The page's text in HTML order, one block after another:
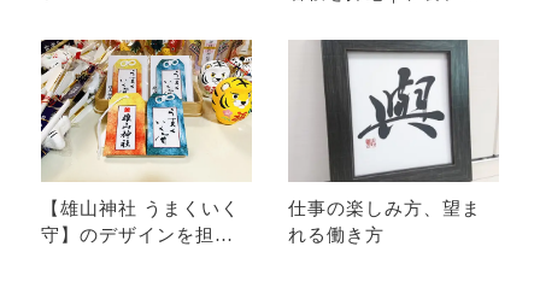
木
【雄山神社 うまくいく
守】のデザインを担当
仕事の楽しみ方、望ま
れる働き方